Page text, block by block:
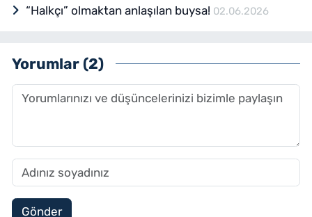
“Halkçı” olmaktan anlaşılan buysa! 02.06.2026
Yorumlar (2)
Gönder